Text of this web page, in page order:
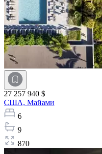
27 257 940 $
США, Майами
6
9
870